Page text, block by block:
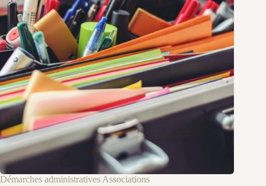
Démarches administratives Associations